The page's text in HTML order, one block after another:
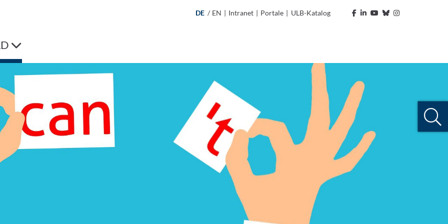
DE / EN | Intranet | Portale | ULB-Katalog